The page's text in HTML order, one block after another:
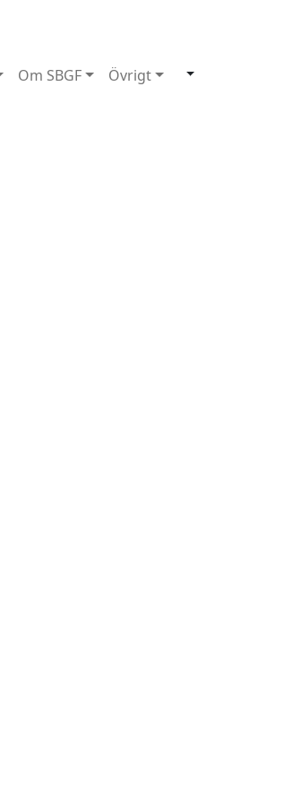
Om SBGF Övrigt